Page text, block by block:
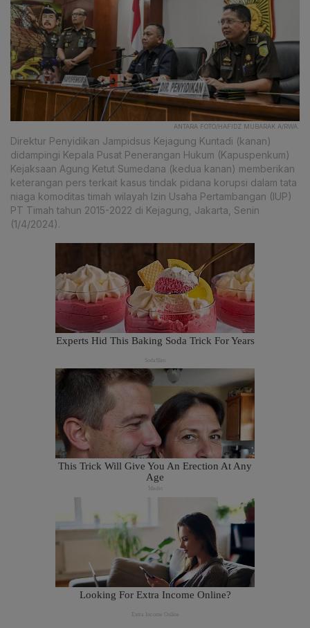
ANTARA FOTO/HAFIDZ MUBARAK A/RWA.
Direktur Penyidikan Jampidsus Kejagung Kuntadi (kanan)
didampingi Kepala Pusat Penerangan Hukum (Kapuspenkum)
Kejaksaan Agung Ketut Sumedana (kedua kanan) memberikan
keterangan pers terkait kasus tindak pidana korupsi dalam tata
niaga komoditas timah wilayah Izin Usaha Pertambangan (IUP)
PT Timah tahun 2015-2022 di Kejagung, Jakarta, Senin
(1/4/2024).